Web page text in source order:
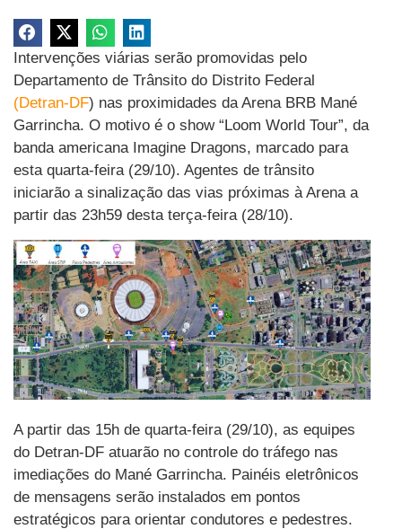
Intervenções viárias serão promovidas pelo
Departamento de Trânsito do Distrito Federal
(Detran-DF) nas proximidades da Arena BRB Mané
Garrincha. O motivo é o show “Loom World Tour”, da
banda americana Imagine Dragons, marcado para
esta quarta-feira (29/10). Agentes de trânsito
iniciarão a sinalização das vias próximas à Arena a
partir das 23h59 desta terça-feira (28/10).
A partir das 15h de quarta-feira (29/10), as equipes
do Detran-DF atuarão no controle do tráfego nas
imediações do Mané Garrincha. Painéis eletrônicos
de mensagens serão instalados em pontos
estratégicos para orientar condutores e pedestres.